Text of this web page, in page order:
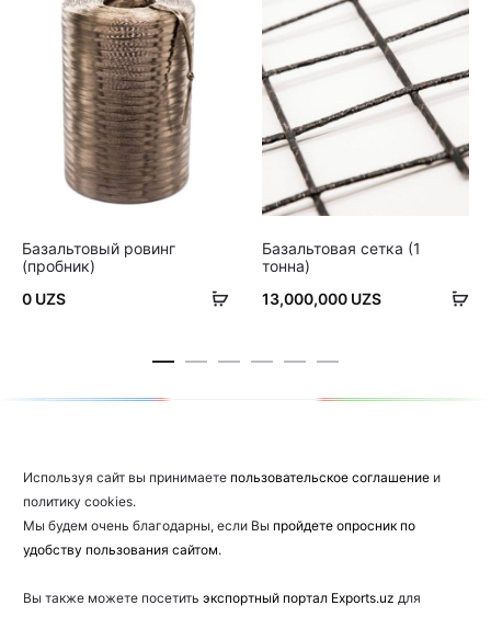
В
Базальтовый ровинг
(пробник)
0 UZS
В
Базальтовая сетка (1
тонна)
13,000,000 UZS
Используя сайт вы принимаете пользовательское соглашение и
политику cookies.
Мы будем очень благодарны, если Вы пройдете опросник по
удобству пользования сайтом.
Вы также можете посетить экспортный портал Exports.uz для